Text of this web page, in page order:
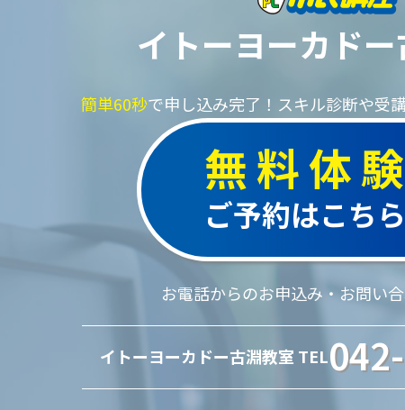
イトーヨーカド
簡単60秒で申し込み完了！ スキル診断や受
無料体験
ご予約はこちら
お電話からのお申込み・お問い
イトーヨーカドー古淵教室 TEL